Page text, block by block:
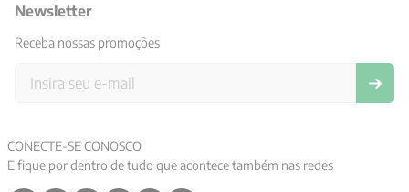
Newsletter
Receba nossas promoções
CONECTE-SE CONOSCO
E fique por dentro de tudo que acontece também nas redes
4º jung
5º byung chul han
8 º
9º anselm grun